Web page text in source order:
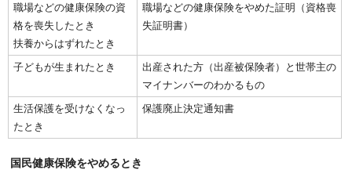
職場などの健康保険の資
格を喪失したとき
扶養からはずれたとき
職場などの健康保険をやめた証明（資格喪
失証明書）
子どもが生まれたとき
出産された方（出産被保険者）と世帯主の
マイナンバーのわかるもの
生活保護を受けなくなっ
たとき
保護廃止決定通知書
国民健康保険をやめるとき